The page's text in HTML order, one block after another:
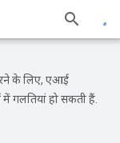
के लिए, एआई
गलतियां हो सकती हैं.